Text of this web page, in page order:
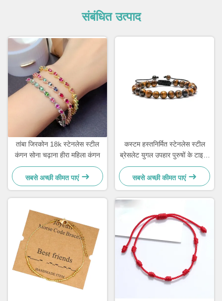
संबंधित उत्पाद
तांबा जिरकोन 18k स्टेनलेस स्टील
कंगन सोना चढ़ाना हीरा महिला कंगन
सबसे अच्छी कीमत पाएं
कस्टम हस्तनिर्मित स्टेनलेस स्टील
ब्रेसलेट युगल उपहार पुरुषों के टाइगर
आई स्टोन मनके कंगन
सबसे अच्छी कीमत पाएं